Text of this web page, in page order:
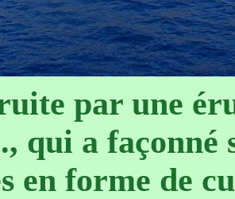
par une
qui a façonné
en forme de